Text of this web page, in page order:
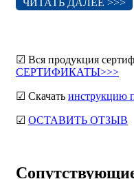
ЧИТАТЬ ДАЛЕЕ >>>
☑ Вся продукция
СЕРТИФИКАТЫ>>>
☑ Скачать инструкцию
☑ ОСТАВИТЬ ОТЗЫВ